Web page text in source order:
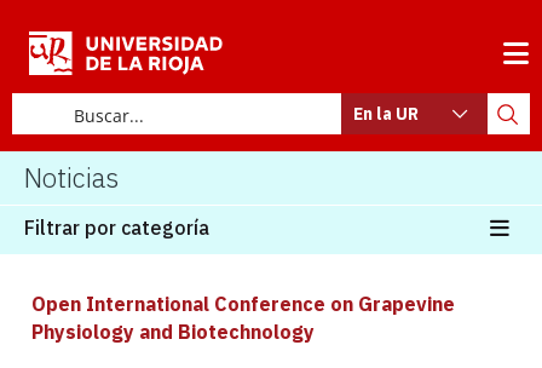
En la UR
Noticias
Filtrar por categoría
Open International Conference on Grapevine
Physiology and Biotechnology